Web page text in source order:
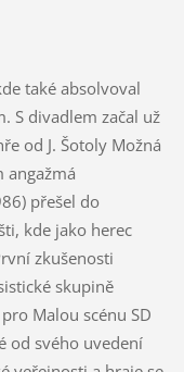
také absolvoval
S divadlem začal už
od J. Šotoly Možná
angažmá
přešel do
kde jako herec
zkušenosti
skupině
Malou scénu SD
od svého uvedení